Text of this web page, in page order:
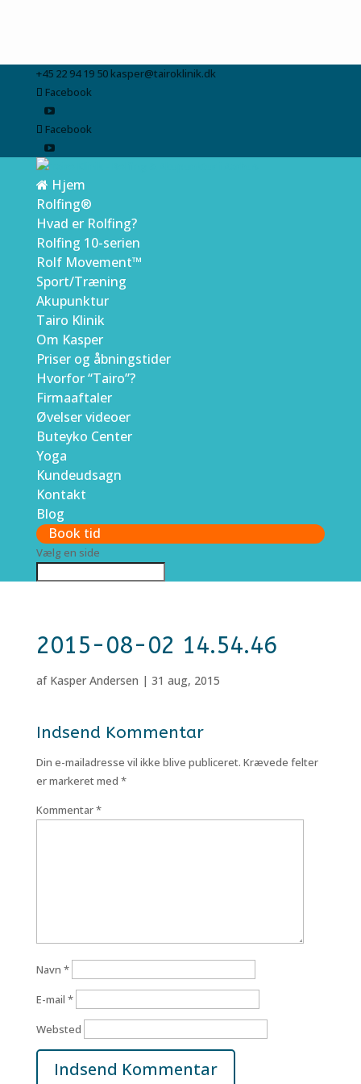
+45 22 94 19 50 kasper@tairoklinik.dk
Facebook
Facebook
Hjem
Rolfing®
Hvad er Rolfing?
Rolfing 10-serien
Rolf Movement™
Sport/Træning
Akupunktur
Tairo Klinik
Om Kasper
Priser og åbningstider
Hvorfor “Tairo”?
Firmaaftaler
Øvelser videoer
Buteyko Center
Yoga
Kundeudsagn
Kontakt
Blog
Book tid
Vælg en side
2015-08-02 14.54.46
af Kasper Andersen | 31 aug, 2015
Indsend Kommentar
Din e-mailadresse vil ikke blive publiceret. Krævede felter
er markeret med *
Kommentar*
Navn *
E-mail *
Websted